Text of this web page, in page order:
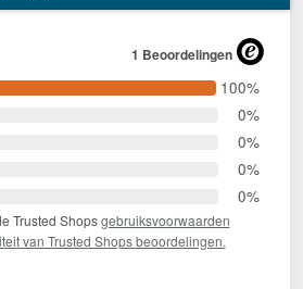
1 Beoordelingen
100%
0%
0%
0%
0%
Trusted Shopsgebruiksvoorwaarden
van Trusted Shops beoordelingen.